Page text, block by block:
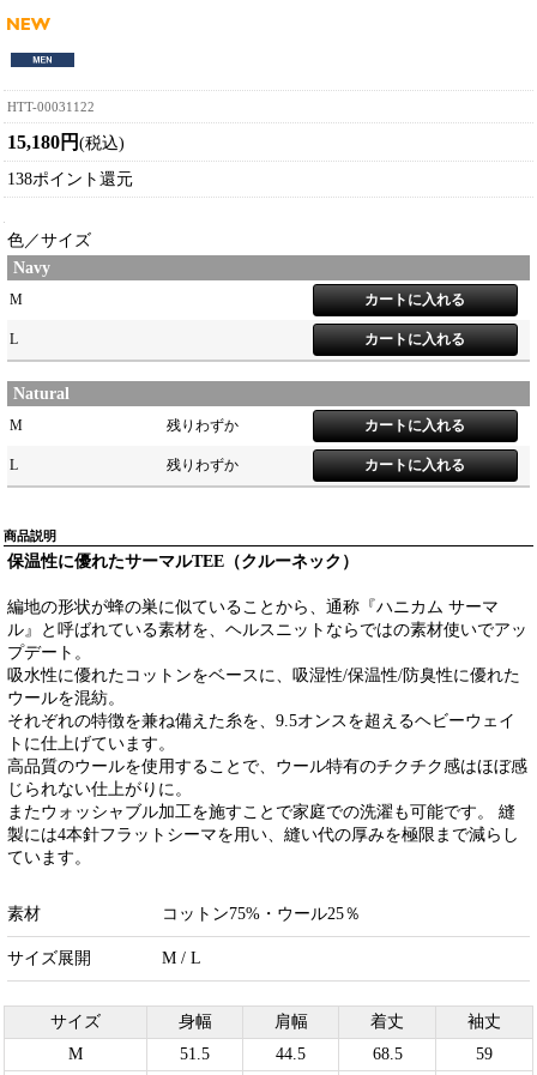
HTT-00031122
15,180円 (税込)
138ポイント還元
色／サイズ
Navy
M
L
Natural
M 残りわずか
L 残りわずか
商品説明
保温性に優れたサーマルTEE（クルーネック）
編地の形状が蜂の巣に似ていることから、通称『ハニカム サーマ
ル』と呼ばれている素材を、ヘルスニットならではの素材使いでアッ
プデート。
吸水性に優れたコットンをベースに、吸湿性/保温性/防臭性に優れた
ウールを混紡。
それぞれの特徴を兼ね備えた糸を、9.5オンスを超えるヘビーウェイ
トに仕上げています。
高品質のウールを使用することで、ウール特有のチクチク感はほぼ感
じられない仕上がりに。
またウォッシャブル加工を施すことで家庭での洗濯も可能です。 縫
製には4本針フラットシーマを用い、縫い代の厚みを極限まで減らし
ています。
素材 コットン75%・ウール25％
サイズ展開 M / L
サイズ 身幅 肩幅 着丈
袖丈
M
51.5 44.5 68.5
59